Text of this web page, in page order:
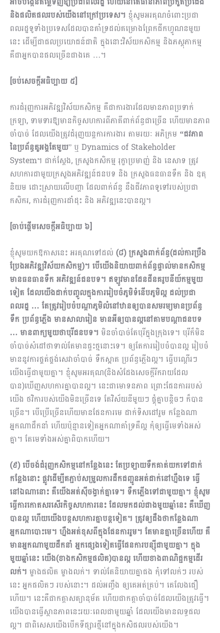
និងផលិតផលរបស់យើងនៅក្រៅប្រទេស។ ខ្ញុំសូមអរគុណចំពោះប្រជា
ពលរដ្ឋទូទាំងប្រទេសដែលបានគាំទ្រដល់គម្រោងព្រែកជីកហ្វូណនមួយ
នេះ ដើម្បីជាផលប្រយោជន៍ជាតិ ក្នុងនោះវិស័យកសិកម្ម និងភស្តុភាកម្ម
គឺជាអ្នកបានផលច្រើនជាងគេ …។
[ចប់សេចក្តីអធិប្បាយ ៥]
ការជំរុញការអភិវឌ្ឍវិស័យកសិកម្ម គឺជាការងារដែលមាន​ភាពប្រទាក់
ក្រឡា, ទាមទារ​ឱ្យ​មានកិច្ចសហការពី​ភាគីពាក់ព័ន្ធជាច្រើន ហើយ​មាន​ភាព
ចាំបាច់ ​ដែល​យើង​ត្រូវ​ជំរុញ​យន្តការ​ការងារ តាមរយៈ អភិក្រម “ជវភាព
នៃប្រព័ន្ធតួអង្គតែមួយ” ឬ Dynamics of Stakeholder
System។ ជាក់ស្តែង, ក្រសួងកសិកម្ម រុក្ខាប្រមាញ់ និង នេសាទ ត្រូវ​
សហការ​ជាមួយ​ក្រសួងអភិវឌ្ឍន៍ជនបទ និង ក្រសួងធនធានទឹក និង ឧតុ
និយម ដោះស្រាយលើបញ្ហា ដែលពាក់ព័ន្ធ នឹង​ជីវភាពទូទៅរបស់​ប្រជា
កសិករ, ការជំរុញការដាំដុះ និង អភិវឌ្ឍនេះបានល្អ។
[ចាប់ផ្តើមសេចក្តីអធិប្បាយ ៦]
ខ្ញុំសូមយកឱកាសនេះ អរគុណទៅដល់ (៨) ក្រសួងពាក់ព័ន្ធ(ដល់ការប្រឹង
ប្រែងអភិវឌ្ឍវិស័យកសិកម្ម)។ បើយើងនិយាយពាក់ព័ន្ធផ្ទាល់មានកសិកម្ម
មានធនធានទឹក អភិវឌ្ឍន៍ជនបទ។ ឥឡូវមានដែនដីនគរូបនីយ៍កម្មមួយ
ទៀត ដែលយើងដាក់បញ្ចូលក្នុងការរៀបចំភូមិទំនើបភូមិល្អ ដល់​ប្រជា
ពលរដ្ឋ … តែត្រូវរៀបចំបណ្តាភូមិលំនៅឋានឲ្យបានសមរម្យមានប្រព័ន្ធ
ទឹក ប្រព័ន្ធភ្លើង មានសាលារៀន មានអីឲ្យបានល្អនៅតាមបណ្តាជនបទ
… មានពាក្យមួយថាបុរីជនបទ។ មិនចាំបាច់តែបុរីក្នុងក្រុងទេ។ បុរីក៏មិន
ចាំបាច់សំដៅថាទាល់តែមានផ្ទះថ្មនោះទេ។ ឲ្យតែការរៀបចំបានល្អ រៀបចំ
មាននូវការផ្គត់ផ្គង់សេវាចាំបាច់ ទឹកស្អាត ប្រព័ន្ធភ្លើងល្អ។ ធ្វើបណ្តើរៗ
យើងធ្វើជាមួយគ្នា។ ខ្ញុំសូមអរគុណ(និងសំដែងសេចក្តីរីករាយដែល
បាន)ឃើញសហការគ្នាបានល្អ។ នេះជាមោទនភាព ព្រោះផែនការរបស់
យើង ថវិការបស់យើងមិនច្រើនទេ តែវិស័យនីមួយៗ ផ្គុំគ្នាបន្តិចៗ ក៏បាន
ច្រើន។ បើប្រើច្រើនហើយមានផែនការមេ ដាក់ទិសដៅរួម កន្លែងណា
អ្នកណាដឹកនាំ ហើយប៉ុន្មានទៀតអ្នកណាគាំទ្រគឺល្អ កុំឲ្យធ្វើមេទាំងអស់
គ្នា។ តែមេទាំងអស់គ្នាពិបាកហើយ។
(៩)បើចង់ជំរុញកសិកម្មនៅកន្លែងនេះ តែប្រឡាយទឹកគាត់យកទៅដាក់
កន្លែងនោះ ផ្លូវដើម្បីតភ្ជាប់សម្រួលការដឹកជញ្ជូនអត់ដាក់នៅហ្នឹងទេ ធ្វើ
នៅឯណានោះ គឺយើងអត់ស៊ីចង្វាក់គ្នាទេ។ ទឹកភ្លើងទៅជាមួយគ្នា។ ខ្ញុំសូម
ធ្វើការកោតសរសើរកិច្ចសហការនេះ ដែលមកដល់ជាងមួយឆ្នាំនេះ គឺឃើញ
បានល្អ ហើយយើងបន្តសហការគ្នាបន្តទៀត។ ត្រូវឲ្យដឹងថាកន្លែងណា
អ្នកណាបោះមេ។ ហ្នឹងអត់ខុសពីក្នុងផែន​ការរួម។ តែមានគ្នាច្រើនហើយ គឺ
មានអ្នកណាមួយដឹកនាំ អ្នកផ្សេងទៀតធ្វើផែនការបន្ស៊ីជាមួយគ្នា។ ក្នុង​
មួយឆ្នាំនេះ យើង(ខាងកសិកម្មផលិត)បានល្អ ហើយខាងពាណិជ្ជកម្មដើរ
លក់។ ម្ខាងផលិត ម្ខាងលក់។ ទាល់តែនិយាយគ្នាផង កុំទៅលក់ៗ របស់
នេះ អ្នកផលិតៗ របស់នោះ។ ដល់អញ្ចឹង ឲ្យគេអត់គ្រប់។ គេលែងជឿ
ហើយ។ នេះគឺជាកត្តាសត្យានុម័ត ហើយជាកត្តាចាំបាច់ដែលយើងត្រូវធ្វើ។
យើងបានធ្វើស្ថានភាពនេះរយៈពេលជាមួយឆ្នាំ ដែលយើងមានលទ្ធផល
ល្អ។ ជាពិសេសយើងបើកទីផ្សារថ្មីនៅក្នុងកសិផលរបស់យើង។